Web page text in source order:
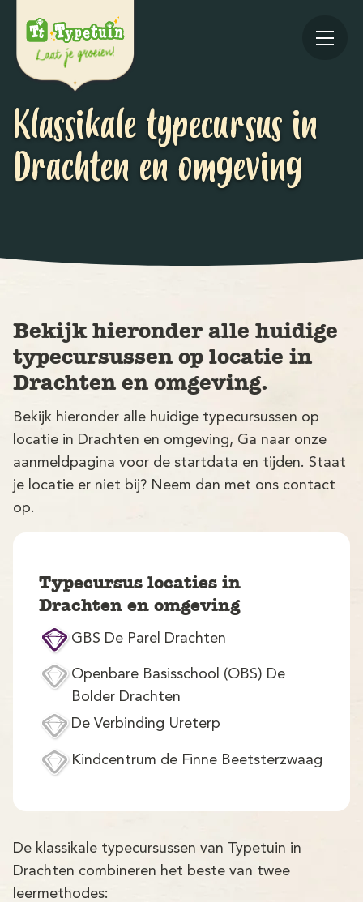
Aanmelden
Klassikale typecursus in
Drachten en omgeving
Bekijk hieronder alle huidige
typecursussen op locatie in
Drachten en omgeving.
Bekijk hieronder alle huidige typecursussen op
locatie in Drachten en omgeving, Ga naar onze
aanmeldpagina voor de startdata en tijden. Staat
je locatie er niet bij? Neem dan met ons contact
op.
Typecursus locaties in
Drachten en omgeving
GBS De Parel Drachten
Openbare Basisschool (OBS) De
Bolder Drachten
De Verbinding Ureterp
Kindcentrum de Finne Beetsterzwaag
De klassikale typecursussen van Typetuin in
Drachten combineren het beste van twee
leermethodes: